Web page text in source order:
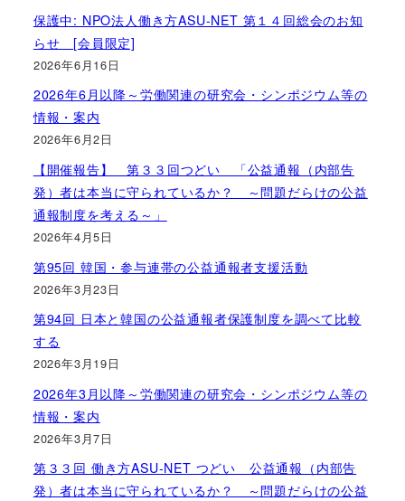
保護中: NPO法人働き方ASU-NET 第１４回総会のお知
らせ [会員限定]
2026年6月16日
2026年6月以降～労働関連の研究会・シンポジウム等の
情報・案内
2026年6月2日
【開催報告】 第３３回つどい 「公益通報（内部告
発）者は本当に守られているか？ ～問題だらけの公益
通報制度を考える～」
2026年4月5日
第95回 韓国・参与連帯の公益通報者支援活動
2026年3月23日
第94回 日本と韓国の公益通報者保護制度を調べて比較
する
2026年3月19日
2026年3月以降～労働関連の研究会・シンポジウム等の
情報・案内
2026年3月7日
第３３回 働き方ASU-NET つどい 公益通報（内部告
発）者は本当に守られているか？ ～問題だらけの公益